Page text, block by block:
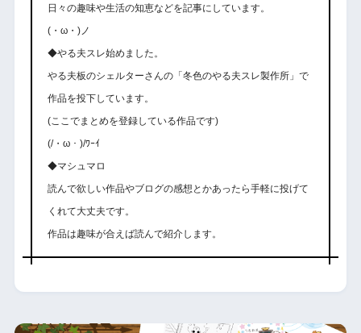
日々の趣味や生活の知恵などを記事にしています。
(・ω・)ノ
◆やる夫スレ始めました。
やる夫板のシェルターさんの「冬色のやる夫スレ製作所」で
作品を投下しています。
(ここでまとめを登録している作品です)
(/・ω・)/ﾜｰｲ
◆マシュマロ
読んで欲しい作品やブログの感想とかあったら手軽に投げて
くれて大丈夫です。
作品は趣味が合えば読んで紹介します。